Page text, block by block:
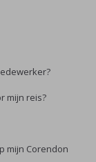
mijn reis?
mijn Corendon